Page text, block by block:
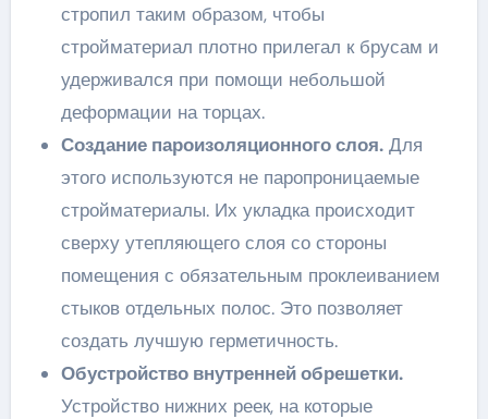
стропил таким образом, чтобы
стройматериал плотно прилегал к брусам и
удерживался при помощи небольшой
деформации на торцах.
Создание пароизоляционного слоя.Для
этого используются не паропроницаемые
стройматериалы. Их укладка происходит
сверху утепляющего слоя со стороны
помещения с обязательным проклеиванием
стыков отдельных полос. Это позволяет
создать лучшую герметичность.
Обустройство внутренней обрешетки.
Устройство нижних реек, на которые